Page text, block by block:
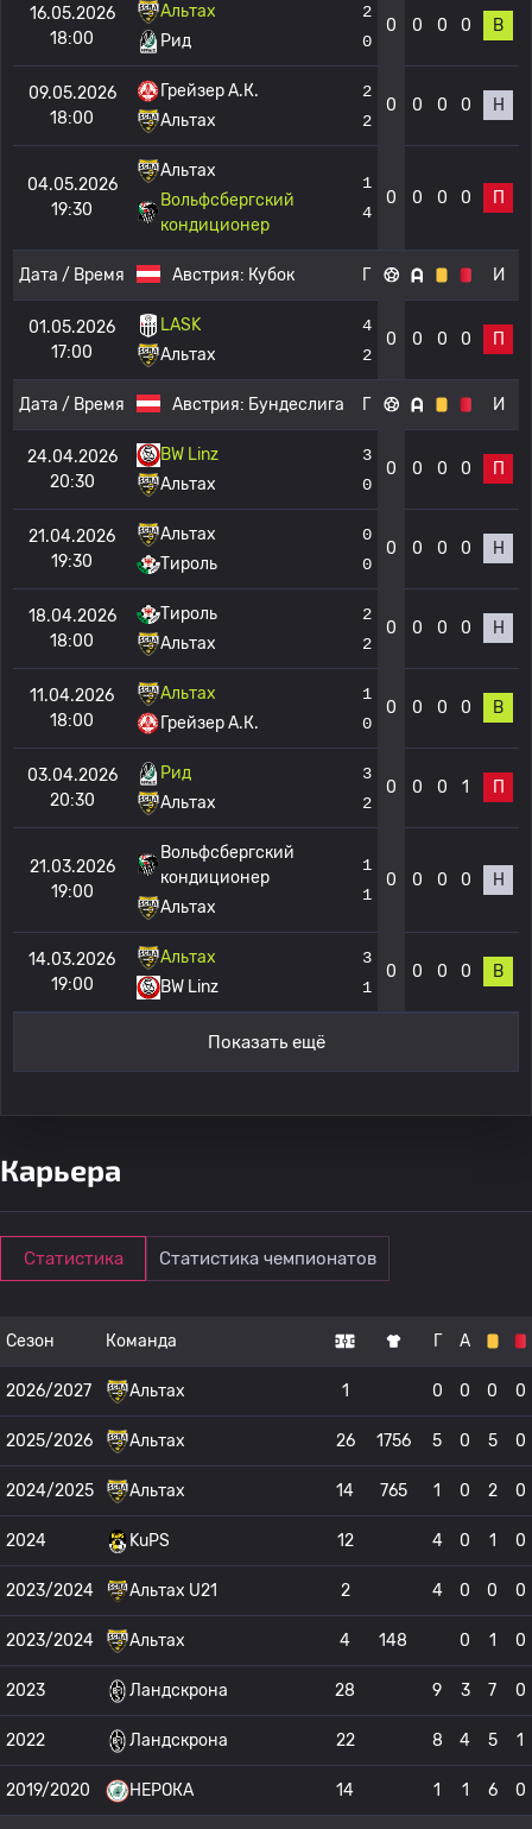
16.05.2026
18:00
Альтах
Рид
2
0
0 0 0 0 В
09.05.2026
18:00
Грейзер А.К.
Альтах
2
2
0 0 0 0 Н
04.05.2026
19:30
Альтах
Вольфсбергский
кондиционер
1
4
0 0 0 0 П
Дата / Время Австрия: Кубок Г И
01.05.2026
17:00
LASK
Альтах
4
2
0 0 0 0 П
Дата / Время Австрия: Бундеслига Г И
24.04.2026
20:30
BW Linz
Альтах
3
0
0 0 0 0 П
21.04.2026
19:30
Альтах
Тироль
0
0
0 0 0 0 Н
18.04.2026
18:00
Тироль
Альтах
2
2
0 0 0 0 Н
11.04.2026
18:00
Альтах
Грейзер А.К.
1
0
0 0 0 0 В
03.04.2026
20:30
Рид
Альтах
3
2
0 0 0 1 П
21.03.2026
19:00
Вольфсбергский
кондиционер
Альтах
1
1
0 0 0 0 Н
14.03.2026
19:00
Альтах
BW Linz
3
1
0 0 0 0 В
Показать ещё
Карьера
Статистика Статистика чемпионатов
Сезон Команда Г А
2026/2027 Альтах 1 0 0 0 0
2025/2026 Альтах 26 1756 5 0 5 0
2024/2025 Альтах 14 765 1 0 2 0
2024 KuPS 12 4 0 1 0
2023/2024 Альтах U21 2 4 0 0 0
2023/2024 Альтах 4 148 0 1 0
2023 Ландскрона 28 9 3 7 0
2022 Ландскрона 22 8 4 5 1
2019/2020 НЕРОКА 14 1 1 6 0